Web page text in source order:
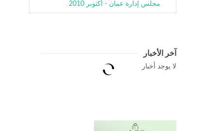
مجلس إدارة عمان - أكتوبر 2010
آخر الأخبار
لا يوجد أخبار